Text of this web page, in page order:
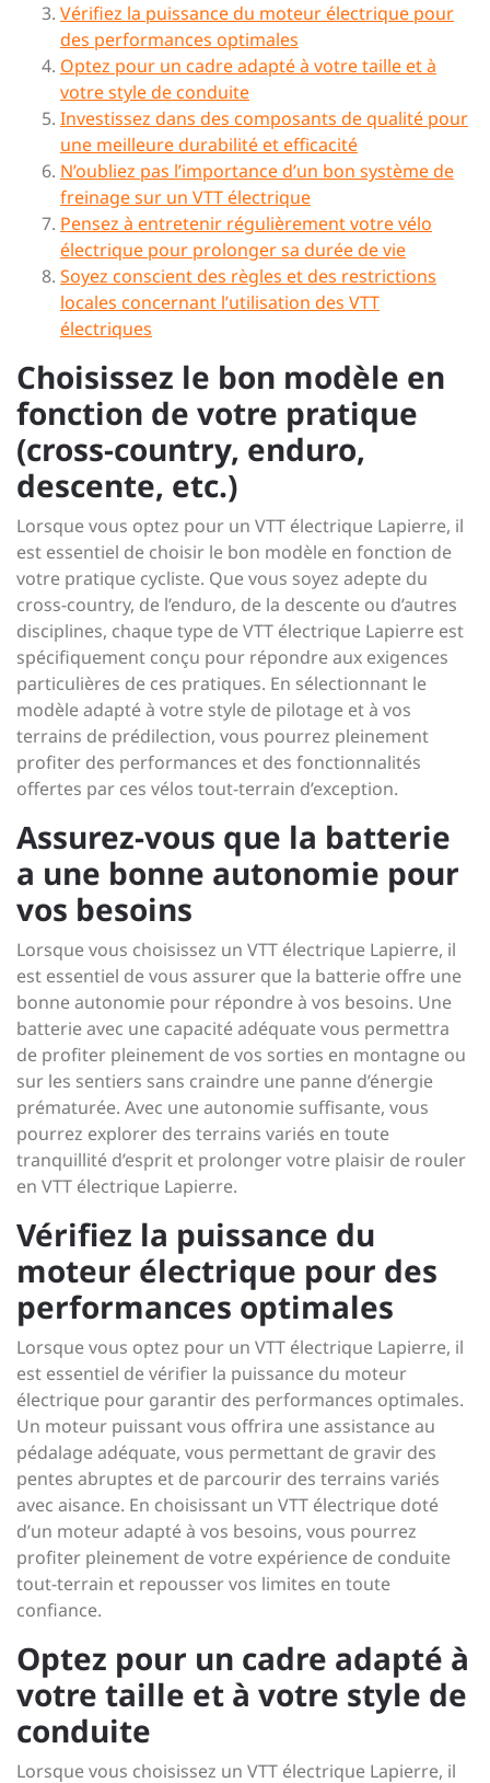
Vérifiez la puissance du moteur électrique pour
des performances optimales
Optez pour un cadre adapté à votre taille et à
votre style de conduite
Investissez dans des composants de qualité pour
une meilleure durabilité et efficacité
N’oubliez pas l’importance d’un bon système de
freinage sur un VTT électrique
Pensez à entretenir régulièrement votre vélo
électrique pour prolonger sa durée de vie
Soyez conscient des règles et des restrictions
locales concernant l’utilisation des VTT
électriques
Choisissez le bon modèle en
fonction de votre pratique
(cross-country, enduro,
descente, etc.)
Lorsque vous optez pour un VTT électrique Lapierre, il
est essentiel de choisir le bon modèle en fonction de
votre pratique cycliste. Que vous soyez adepte du
cross-country, de l’enduro, de la descente ou d’autres
disciplines, chaque type de VTT électrique Lapierre est
spécifiquement conçu pour répondre aux exigences
particulières de ces pratiques. En sélectionnant le
modèle adapté à votre style de pilotage et à vos
terrains de prédilection, vous pourrez pleinement
profiter des performances et des fonctionnalités
offertes par ces vélos tout-terrain d’exception.
Assurez-vous que la batterie
a une bonne autonomie pour
vos besoins
Lorsque vous choisissez un VTT électrique Lapierre, il
est essentiel de vous assurer que la batterie offre une
bonne autonomie pour répondre à vos besoins. Une
batterie avec une capacité adéquate vous permettra
de profiter pleinement de vos sorties en montagne ou
sur les sentiers sans craindre une panne d’énergie
prématurée. Avec une autonomie suffisante, vous
pourrez explorer des terrains variés en toute
tranquillité d’esprit et prolonger votre plaisir de rouler
en VTT électrique Lapierre.
Vérifiez la puissance du
moteur électrique pour des
performances optimales
Lorsque vous optez pour un VTT électrique Lapierre, il
est essentiel de vérifier la puissance du moteur
électrique pour garantir des performances optimales.
Un moteur puissant vous offrira une assistance au
pédalage adéquate, vous permettant de gravir des
pentes abruptes et de parcourir des terrains variés
avec aisance. En choisissant un VTT électrique doté
d’un moteur adapté à vos besoins, vous pourrez
profiter pleinement de votre expérience de conduite
tout-terrain et repousser vos limites en toute
confiance.
Optez pour un cadre adapté à
votre taille et à votre style de
conduite
Lorsque vous choisissez un VTT électrique Lapierre, il